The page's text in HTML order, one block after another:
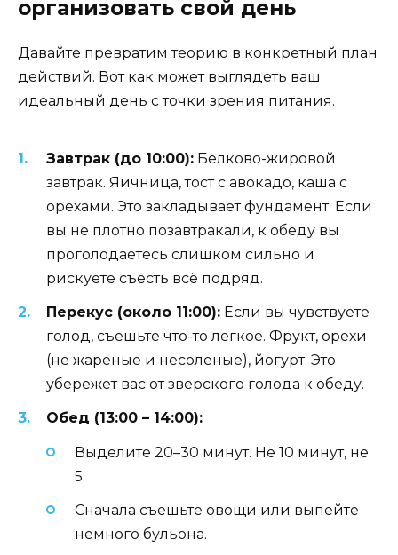
организовать свой день
Давайте превратим теорию в конкретный план
действий. Вот как может выглядеть ваш
идеальный день с точки зрения питания.
Завтрак (до 10:00): Белково-жировой
завтрак. Яичница, тост с авокадо, каша с
орехами. Это закладывает фундамент. Если
вы не плотно позавтракали, к обеду вы
проголодаетесь слишком сильно и
рискуете съесть всё подряд.
Перекус (около 11:00): Если вы чувствуете
голод, съешьте что-то легкое. Фрукт, орехи
(не жареные и несоленые), йогурт. Это
убережет вас от зверского голода к обеду.
Обед (13:00 – 14:00):
Выделите 20–30 минут. Не 10 минут, не
5.
Сначала съешьте овощи или выпейте
немного бульона.